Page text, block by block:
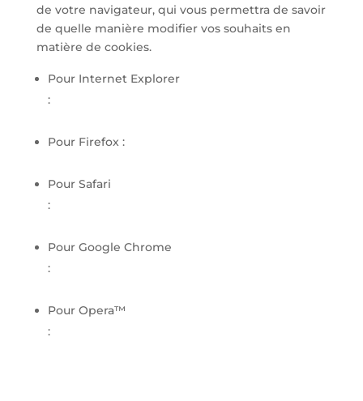
de votre navigateur, qui vous permettra de savoir
de quelle manière modifier vos souhaits en
matière de cookies.
Pour Internet Explorer
:
Pour Firefox :
Pour Safari
:
Pour Google Chrome
:
Pour Opera™
: